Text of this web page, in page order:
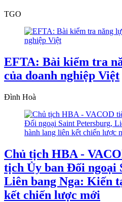
TGO
EFTA: Bài kiểm tra
của doanh nghiệp Việt
Đình Hoà
Chủ tịch HBA -
tịch Ủy ban Đối ngoại
Liên bang Nga: Kiến
kết chiến lược mới